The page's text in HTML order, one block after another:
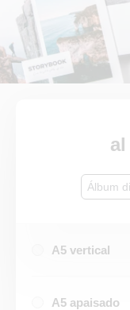
Álbum
A5 vertical
A5 apaisado